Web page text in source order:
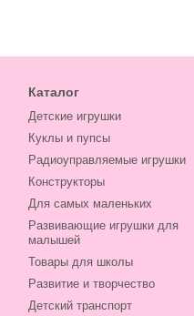
Каталог
Детские игрушки
Куклы и пупсы
Радиоуправляемые игрушки
Конструкторы
Для самых маленьких
Развивающие игрушки для
малышей
Товары для школы
Развитие и творчество
Детский транспорт